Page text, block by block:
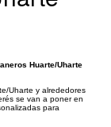
Huarte/Uharte
Uharte y alrededores
se van a poner en
para